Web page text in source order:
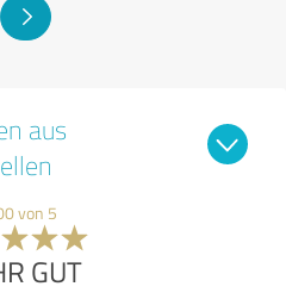
aus
von 5
GUT